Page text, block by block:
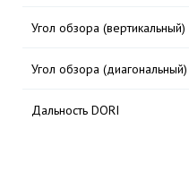
Угол обзора (вертикальный)
Угол обзора (диагональный)
Дальность DORI